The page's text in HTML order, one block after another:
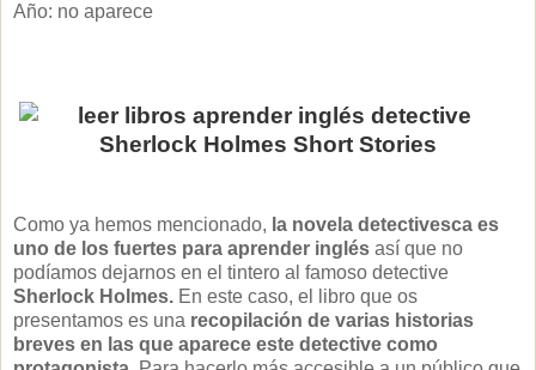
Año: no aparece
Como ya hemos mencionado, la novela detectivesca es
uno de los fuertes para aprender inglésasí que no
podíamos dejarnos en el tintero al famoso detective
Sherlock Holmes. En este caso, el libro que os
presentamos es una recopilación de varias historias
breves en las que aparece este detective como